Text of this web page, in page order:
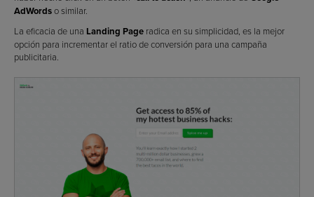
AdWordso similar.
La eficacia de una Landing Page radica en su simplicidad, es la mejor
opción para incrementar el ratio de conversión para una campaña
publicitaria.